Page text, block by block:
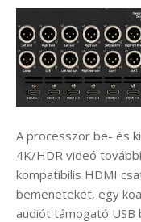
A processzor be- és
4K/HDR videó
kompatibilis HDMI
bemeneteket, egy
audiót támogató USB